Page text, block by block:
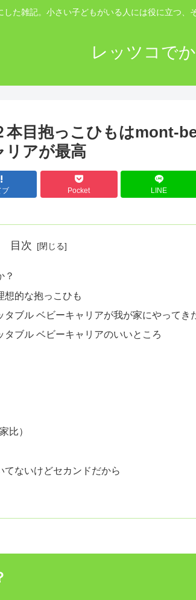
た雑記。小さい子どもがいる人には役に立つ、
レッツコで
本目抱っこひもはmont-
リアが最高
ブ Pocket LINE
目次
？
想的な抱っこひも
タブル ベビーキャリアが我が家にやってき
タブル ベビーキャリアのいいところ
比）
ないけどセカンドだから